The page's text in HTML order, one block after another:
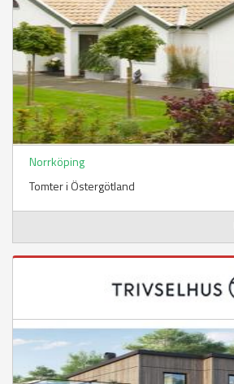
Norrköping
Tomter i Östergötland